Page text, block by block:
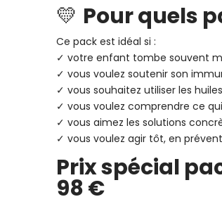
💛 Pour quels
Ce pack est idéal si :
✓ votre enfant tombe souvent
✓ vous voulez soutenir son
✓ vous souhaitez utiliser les
✓ vous voulez comprendre ce
✓ vous aimez les solutions
✓ vous voulez agir tôt, en
Prix spécial
98 €